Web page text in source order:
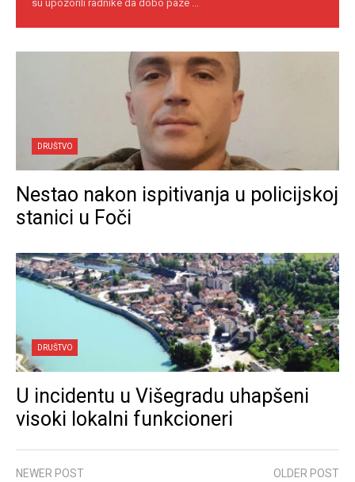
su upozorili radnike da dobo paze ...
DRUŠTVO
Nestao nakon ispitivanja u policijskoj
stanici u Foči
DRUŠTVO
U incidentu u Višegradu uhapšeni
visoki lokalni funkcioneri
NEWER POST OLDER POST